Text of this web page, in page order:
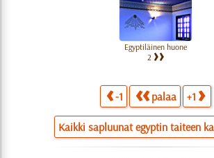
Egyptiläinen huone
2
-1 palaa +1
Kaikki sapluunat egyptin taiteen